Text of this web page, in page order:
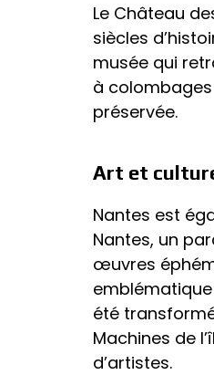
Le Château
siècles
musée qui
à
préservée.
Art et
Nantes est
Nantes, un
œuvres
emblématique
été
Machines de
d’artistes.